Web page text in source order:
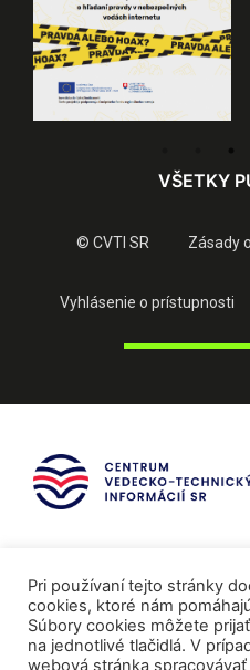
VŠETKY
© CVTI SR Zásady
Vyhlásenie o prístupnosti
Pri používaní tejto stránky
cookies, ktoré nám
Súbory cookies môžete
na jednotlivé tlačidlá. V
webová stránka